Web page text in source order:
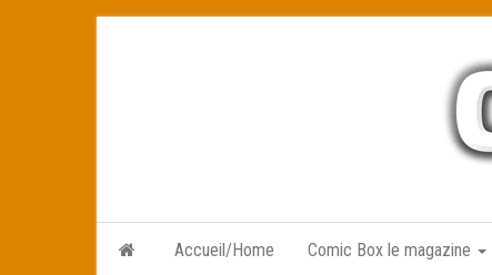
Accueil/Home Comic Box le magazine